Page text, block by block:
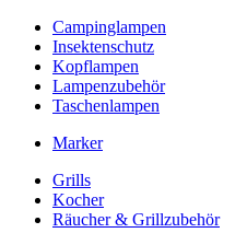
Campinglampen
Insektenschutz
Kopflampen
Lampenzubehör
Taschenlampen
Marker
Grills
Kocher
Räucher & Grillzubehör